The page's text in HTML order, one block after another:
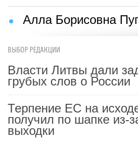
Алла Борисовна
ВЫБОР РЕДАКЦИИ
Власти Литвы дали
грубых слов о России
Терпение ЕС на
получил по шапке из-
выходки